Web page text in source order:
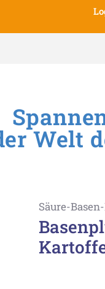
Welt
Säure-